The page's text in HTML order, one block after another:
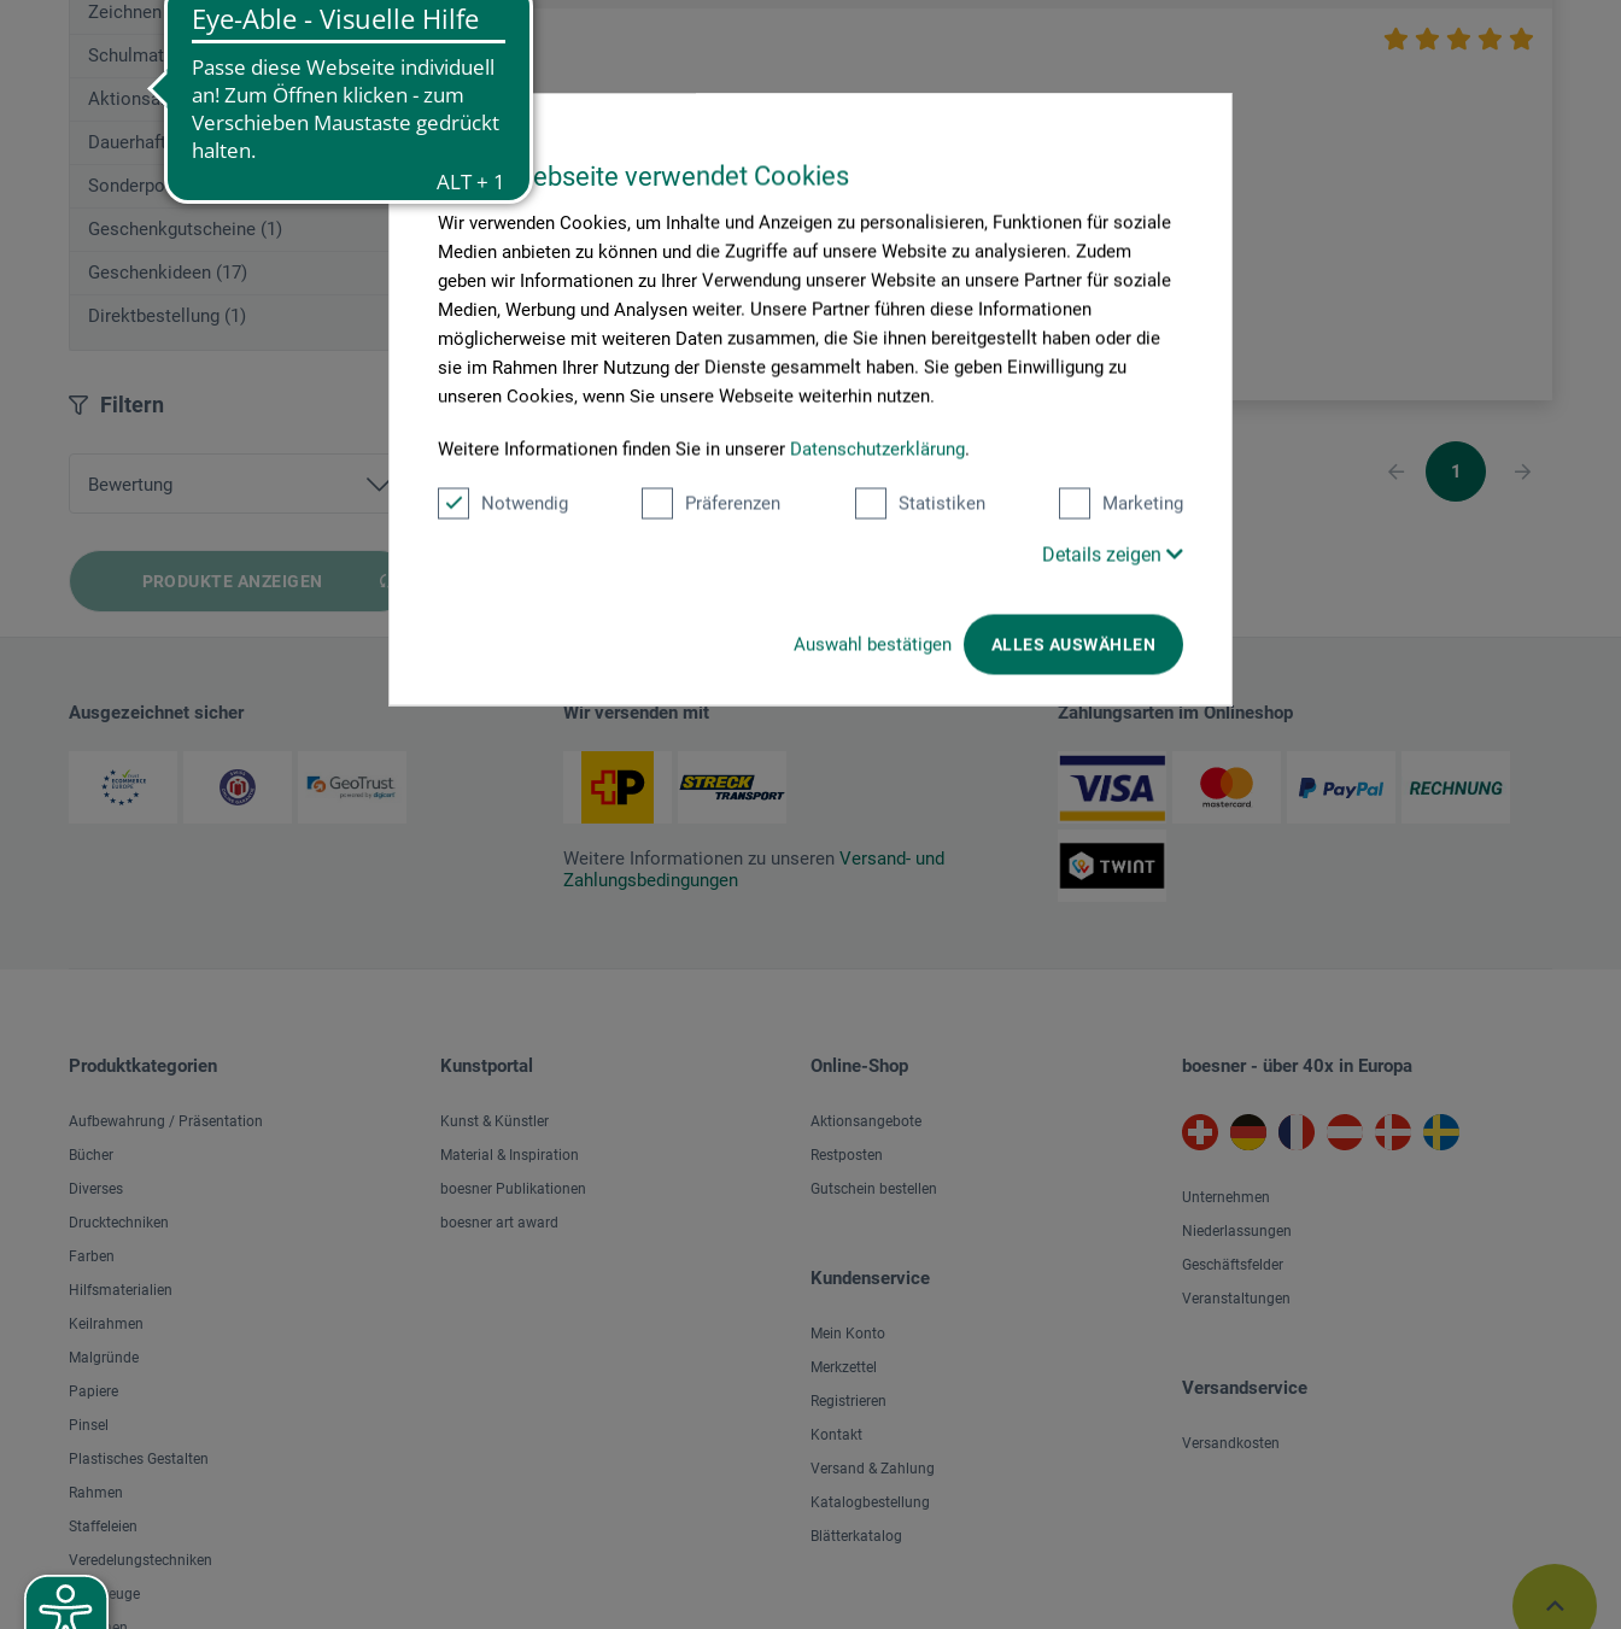
Diese Webseite verwendet Cookies
Wir verwenden Cookies, um Inhalte und Anzeigen zu personalisieren, Funktionen für soziale
Medien anbieten zu können und die Zugriffe auf unsere Website zu analysieren. Zudem
geben wir Informationen zu Ihrer Verwendung unserer Website an unsere Partner für soziale
Medien, Werbung und Analysen weiter. Unsere Partner führen diese Informationen
möglicherweise mit weiteren Daten zusammen, die Sie ihnen bereitgestellt haben oder die
sie im Rahmen Ihrer Nutzung der Dienste gesammelt haben. Sie geben Einwilligung zu
unseren Cookies, wenn Sie unsere Webseite weiterhin nutzen.
Weitere Informationen finden Sie in unserer Datenschutzerklärung.
Notwendig Präferenzen Statistiken Marketing
Details zeigen
Auswahl bestätigen ALLES AUSWÄHLEN
Zeichnen (662)
Schulmaterial (54)
Aktionsangebote (29)
Dauerhaft Günstig
Sonderposten
Geschenkgutscheine (1)
Geschenkideen (17)
Direktbestellung (1)
Filtern
Bewertung
und mehr
PRODUKTE ANZEIGEN
3.50
zzgl. Versandkosten
1
Ausgezeichnet sicher Wir versenden mit
Weitere Informationen zu unseren Versand- und
Zahlungsbedingungen
Zahlungsarten im Onlineshop
Produktkategorien
Aufbewahrung / Präsentation
Bücher
Diverses
Drucktechniken
Farben
Hilfsmaterialien
Keilrahmen
Malgründe
Papiere
Pinsel
Plastisches Gestalten
Rahmen
Staffeleien
Veredelungstechniken
Werkzeuge
Kunstportal
Kunst & Künstler
Material & Inspiration
boesner Publikationen
boesner art award
Online-Shop
Aktionsangebote
Restposten
Gutschein bestellen
Kundenservice
Mein Konto
Merkzettel
Registrieren
Kontakt
Versand & Zahlung
Katalogbestellung
Blätterkatalog
boesner - über 40x in Europa
Unternehmen
Niederlassungen
Geschäftsfelder
Veranstaltungen
Versandservice
Versandkosten